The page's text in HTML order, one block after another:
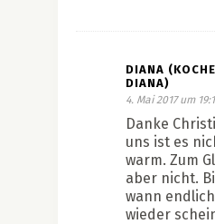
DIANA
DIANA)
4. Mai 2017 um
Danke
uns ist es
warm. Zum
aber nicht.
wann
wieder